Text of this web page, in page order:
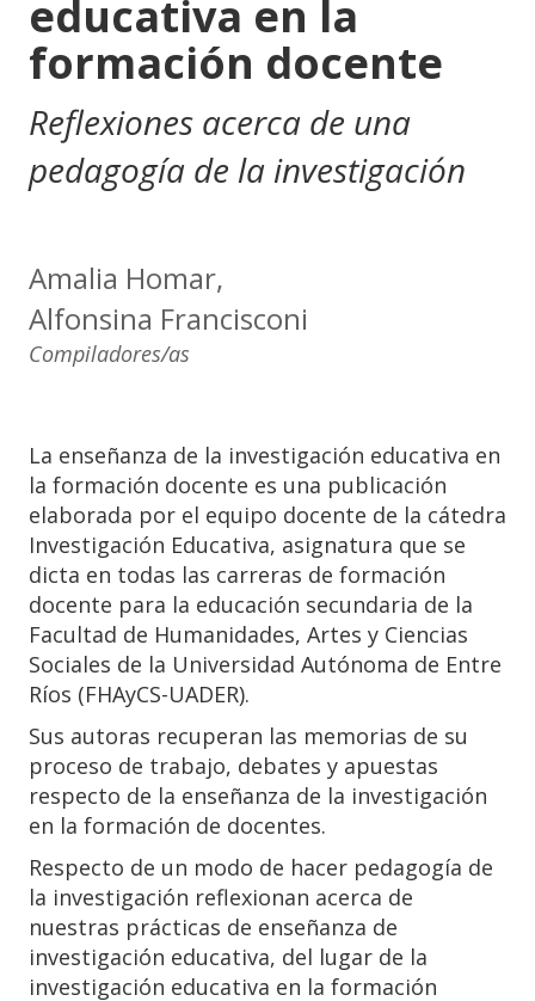
educativa en la
formación docente
Reflexiones acerca de una
pedagogía de la investigación
Compiladores/as
Amalia Homar,
Alfonsina Francisconi
La enseñanza de la investigación educativa en
la formación docente es una publicación
elaborada por el equipo docente de la cátedra
Investigación Educativa, asignatura que se
dicta en todas las carreras de formación
docente para la educación secundaria de la
Facultad de Humanidades, Artes y Ciencias
Sociales de la Universidad Autónoma de Entre
Ríos (FHAyCS-UADER).
Sus autoras recuperan las memorias de su
proceso de trabajo, debates y apuestas
respecto de la enseñanza de la investigación
en la formación de docentes.
Respecto de un modo de hacer pedagogía de
la investigación reflexionan acerca de
nuestras prácticas de enseñanza de
investigación educativa, del lugar de la
investigación educativa en la formación